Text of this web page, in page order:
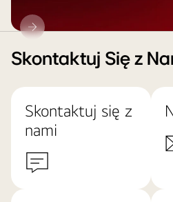
LG
Update
Skontaktuj Się z
Skontaktuj się z
nami